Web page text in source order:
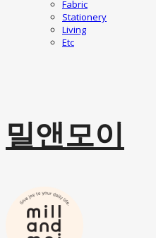
Fabric
Stationery
Living
Etc
밀앤모이